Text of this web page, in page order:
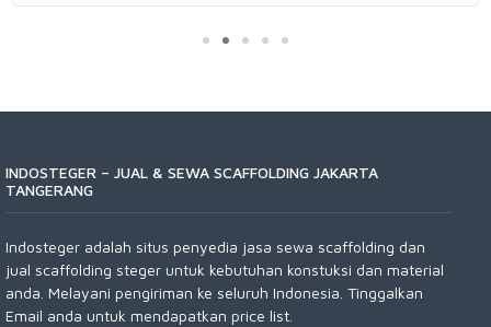
INDOSTEGER – JUAL & SEWA SCAFFOLDING JAKARTA
TANGERANG
Indosteger adalah situs penyedia jasa sewa scaffolding dan
jual scaffolding steger untuk kebutuhan konstuksi dan material
anda. Melayani pengiriman ke seluruh Indonesia. Tinggalkan
Email anda untuk mendapatkan price list.